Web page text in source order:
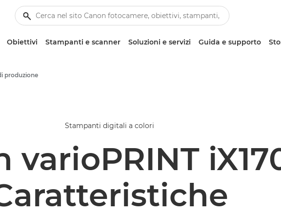
Obiettivi Stampanti e scanner Soluzioni e servizi Guida e supporto
produzione
Stampanti digitali a colori
varioPRINT